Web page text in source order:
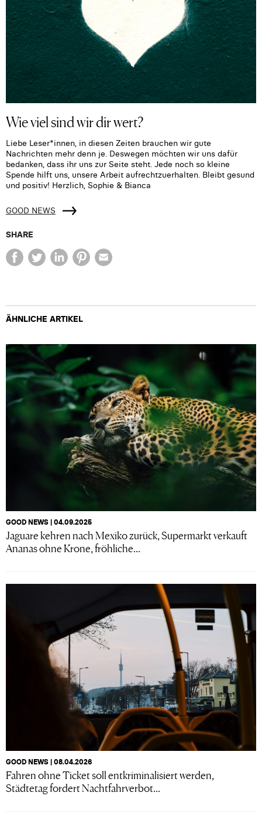
Wie viel sind wir dir wert?
Liebe Leser*innen, in diesen Zeiten brauchen wir gute
Nachrichten mehr denn je. Deswegen möchten wir uns dafür
bedanken, dass ihr uns zur Seite steht. Jede noch so kleine
Spende hilft uns, unsere Arbeit aufrechtzuerhalten. Bleibt gesund
und positiv! Herzlich, Sophie & Bianca
GOOD NEWS
SHARE
ÄHNLICHE ARTIKEL
GOOD NEWS | 04.09.2025
Jaguare kehren nach Mexiko zurück, Supermarkt verkauft
Ananas ohne Krone, fröhliche...
GOOD NEWS | 08.04.2026
Fahren ohne Ticket soll entkriminalisiert werden,
Städtetag fordert Nachtfahrverbot...